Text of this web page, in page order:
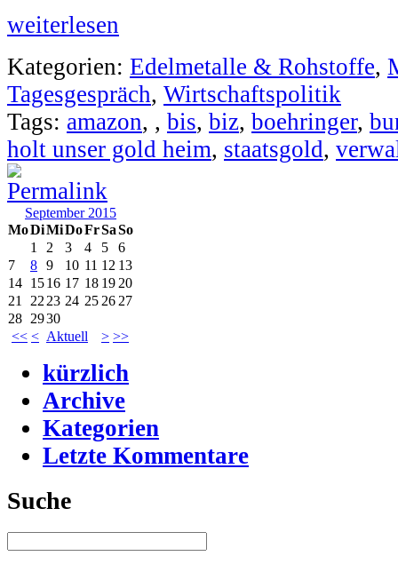
weiterlesen
Kategorien: Edelmetalle & Rohstoffe,
Tagesgespräch, Wirtschaftspolitik
Tags: amazon, , bis, biz, boehringer,
holt unser gold heim, staatsgold,
September 2015
MoDiMiDoFrSaSo
<< < Aktuell > >>
1 2 3 4 5
6
7
8 9 10 11 12 13
14 1516 17 18 19 20
21
22 23 24 25 26 27
28 2930
kürzlich
Archive
Kategorien
Letzte Kommentare
Suche